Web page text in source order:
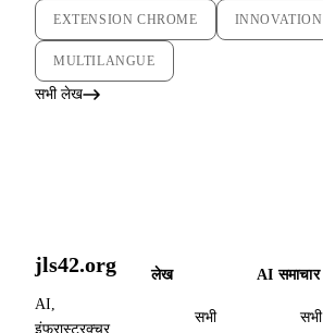
EXTENSION CHROME INNOVATION
MULTILANGUE
सभी लेख
jls42.org
AI,
इंफ्रास्ट्रक्चर
लेख
सभी
AI समाचार
सभी